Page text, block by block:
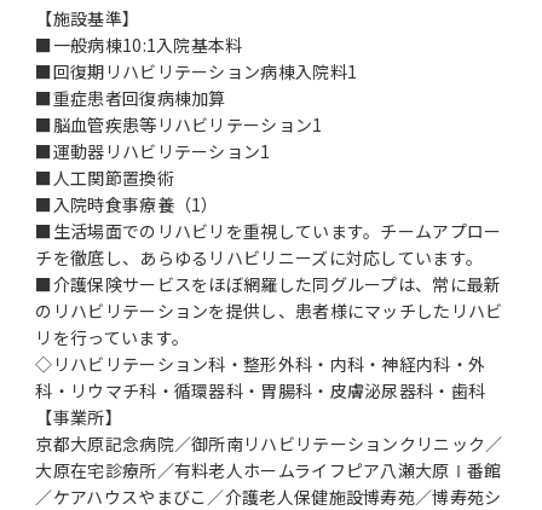
【施設基準】
■一般病棟10:1入院基本料
■回復期リハビリテーション病棟入院料1
■重症患者回復病棟加算
■脳血管疾患等リハビリテーション1
■運動器リハビリテーション1
■人工関節置換術
■入院時食事療養（1）
■生活場面でのリハビリを重視しています。チームアプロー
チを徹底し、あらゆるリハビリニーズに対応しています。
■介護保険サービスをほぼ網羅した同グループは、常に最新
のリハビリテーションを提供し、患者様にマッチしたリハビ
リを行っています。
◇リハビリテーション科・整形外科・内科・神経内科・外
科・リウマチ科・循環器科・胃腸科・皮膚泌尿器科・歯科
【事業所】
京都大原記念病院／御所南リハビリテーションクリニック／
大原在宅診療所／有料老人ホームライフピア八瀬大原Ⅰ番館
／ケアハウスやまびこ／介護老人保健施設博寿苑／博寿苑シ